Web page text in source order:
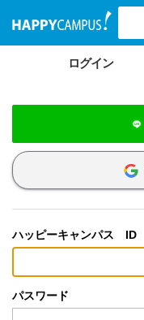
ログイン
ハッピーキャンパス ID
パスワード